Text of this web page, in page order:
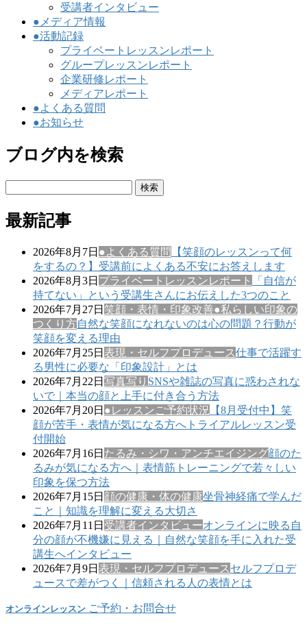
受講者インタビュー
●メディア情報
●活動記録
プライベートレッスンレポート
グループレッスンレポート
企業研修レポート
メディアレポート
●よくある質問
●お知らせ
ブログ内を検索
最新記事
2026年8月7日 ●よくある質問
【笑顔のレッスンって何
をするの？】受講前によくある不安にお答えします
2026年8月3日 プライベートレッスンレポート
「自信が
持てない」という受講生さんにお伝えした3つのこと
2026年7月27日 笑顔・表情・印象改善●私らしい印象の
つくり方自然な笑顔になれないのは心の問題？行動が
笑顔を変える理由
2026年7月25日 表現・セルフプロデュース仕事で活躍す
る男性に必要な「印象設計」とは
2026年7月22日 写真写り SNSや雑誌の写真に惑わされな
いで｜本当の顔と上手に付き合う方法
2026年7月20日 ●レッスンご予約状況
【8月受付中】笑
顔が苦手・表情が気になる方へトライアルレッスン受
付開始
2026年7月16日 たるみ・シワ・アンチエイジング顔のた
るみが気になる方へ｜表情筋トレーニングで若々しい
印象を保つ方法
2026年7月15日 顔の健康・体の健康坐骨神経痛で学んだ
こと｜知識を理解に変える大切さ
2026年7月11日 受講者インタビューオンラインに映る自
分の顔が不機嫌に見える｜自然な笑顔を手に入れた受
講生へインタビュー
2026年7月9日 表現・セルフプロデュース セルフプロデ
ュースで差がつく｜信頼される人の表情とは
オンラインレッスン ご予約・お問合せ